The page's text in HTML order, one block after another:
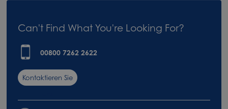
Can't Find What You're Looking For?
00800 7262 2622
Kontaktieren Sie